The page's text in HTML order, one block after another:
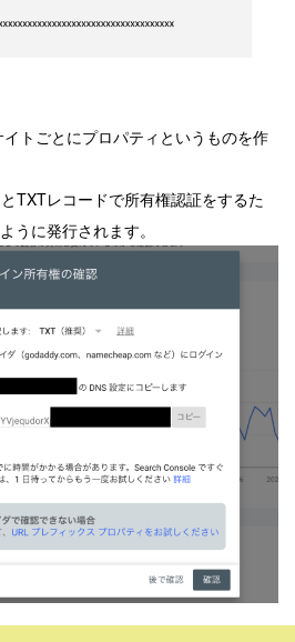
トごとにプロパティというものを作
TXTレコードで所有権認証をするた
うに発行されます。